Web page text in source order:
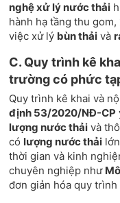
nghệ xử lý nước thải
hành hạ tầng thu
việc xử lý bùn thải và
C. Quy trình kê
trường có phức
Quy trình kê khai và
định 53/2020/NĐ-CP
lượng nước thải và
có lượng nước thải
thời gian và kinh
chuyên nghiệp như
đơn giản hóa quy